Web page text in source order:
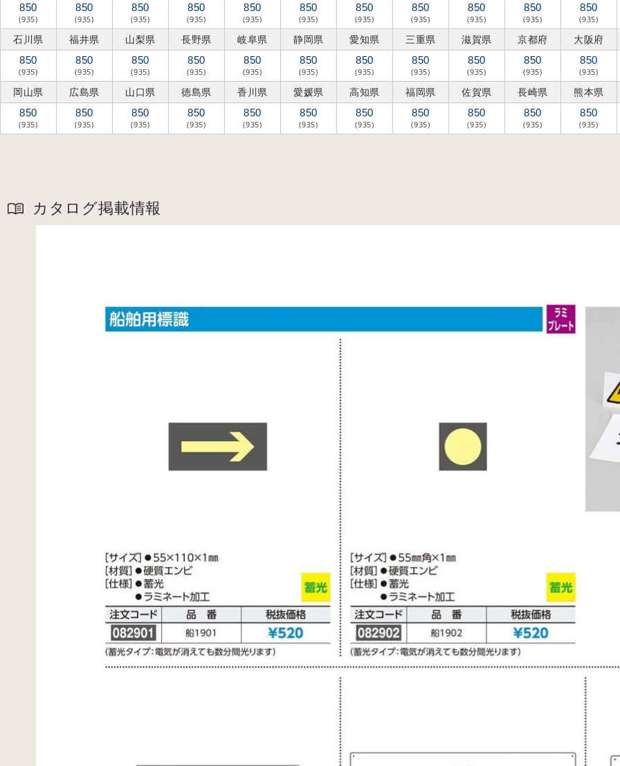
850
(935)
850
(935)
850
(935)
850
(935)
850
(935)
850
(935)
850
(935)
850
(935)
850
(935)
850
(935)
850
(935)
石川県 福井県 山梨県 長野県 岐阜県 静岡県 愛知県 三重県 滋賀県 京都府 大阪府
850
(935)
850
(935)
850
(935)
850
(935)
850
(935)
850
(935)
850
(935)
850
(935)
850
(935)
850
(935)
850
(935)
岡山県 広島県 山口県 徳島県 香川県 愛媛県 高知県 福岡県 佐賀県 長崎県 熊本県
850
(935)
850
(935)
850
(935)
850
(935)
850
(935)
850
(935)
850
(935)
850
(935)
850
(935)
850
(935)
850
(935)
カタログ掲載情報